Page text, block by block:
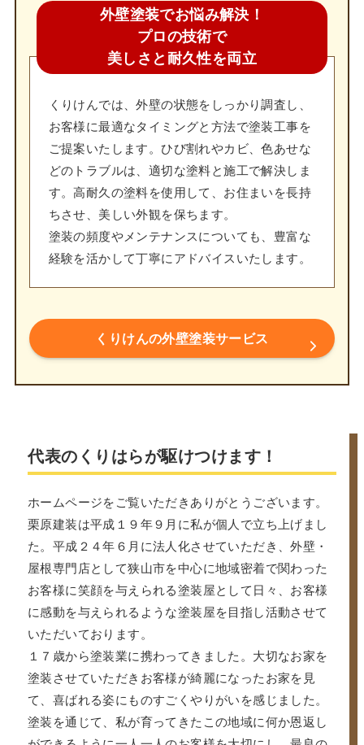
外壁塗装でお悩み解決！
プロの技術で
美しさと耐久性を両立
くりけんでは、外壁の状態をしっかり調査し、
お客様に最適なタイミングと方法で塗装工事を
ご提案いたします。ひび割れやカビ、色あせな
どのトラブルは、適切な塗料と施工で解決しま
す。高耐久の塗料を使用して、お住まいを長持
ちさせ、美しい外観を保ちます。
塗装の頻度やメンテナンスについても、豊富な
経験を活かして丁寧にアドバイスいたします。
くりけんの外壁塗装サービス
代表のくりはらが駆けつけます！
ホームページをご覧いただきありがとうございます。
栗原建装は平成１９年９月に私が個人で立ち上げまし
た。平成２４年６月に法人化させていただき、外壁・
屋根専門店として狭山市を中心に地域密着で関わった
お客様に笑顔を与えられる塗装屋として日々、お客様
に感動を与えられるような塗装屋を目指し活動させて
いただいております。
１７歳から塗装業に携わってきました。大切なお家を
塗装させていただきお客様が綺麗になったお家を見
て、喜ばれる姿にものすごくやりがいを感じました。
塗装を通じて、私が育ってきたこの地域に何か恩返し